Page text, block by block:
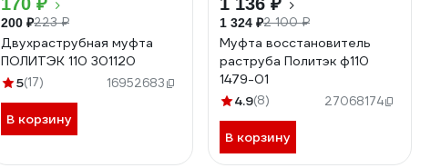
200 ₽223 ₽
Двухраструбная муфта
ПОЛИТЭК 110 301120
5(17) 16952683
В корзину
1 324 ₽2 100 ₽
Муфта восстановитель
раструба Политэк ф110
1479-01
4.9(8) 27068174
В корзину